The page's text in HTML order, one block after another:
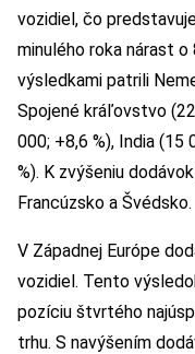
vozidiel, čo
minulého roka nárast
výsledkami patrili
Spojené kráľovstvo
000; +8,6 %), India (15
%). K zvýšeniu
Francúzsko a Švédsko.
V Západnej Európe
vozidiel. Tento
pozíciu štvrtého
trhu. S navýšením